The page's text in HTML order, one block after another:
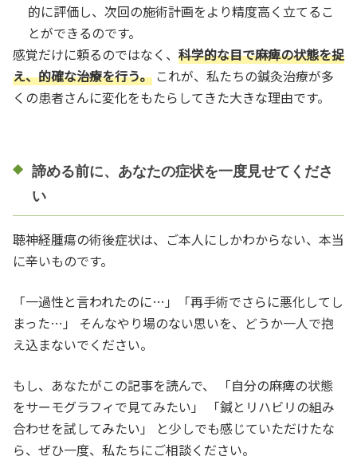
的に評価し、次回の施術計画をより精度高く立てるこ
とができるのです。
感覚だけに頼るのではなく、 科学的な目で麻痺の状態を捉
え、的確な治療を行う。 これが、私たちの鍼灸治療が多
くの患者さんに変化をもたらしてきた大きな理由です。
諦める前に、あなたの症状を一度見せてくださ
い
聴神経腫瘍の術後症状は、ご本人にしかわからない、本当
に辛いものです。
「一過性と言われたのに…」「再手術でさらに悪化してし
まった…」 そんなやり場のない思いを、どうか一人で抱
え込まないでください。
もし、あなたがこの記事を読んで、 「自分の麻痺の状態
をサーモグラフィで見てみたい」 「鍼とリハビリの組み
合わせを試してみたい」 と少しでも感じていただけたな
ら、ぜひ一度、私たちにご相談ください。